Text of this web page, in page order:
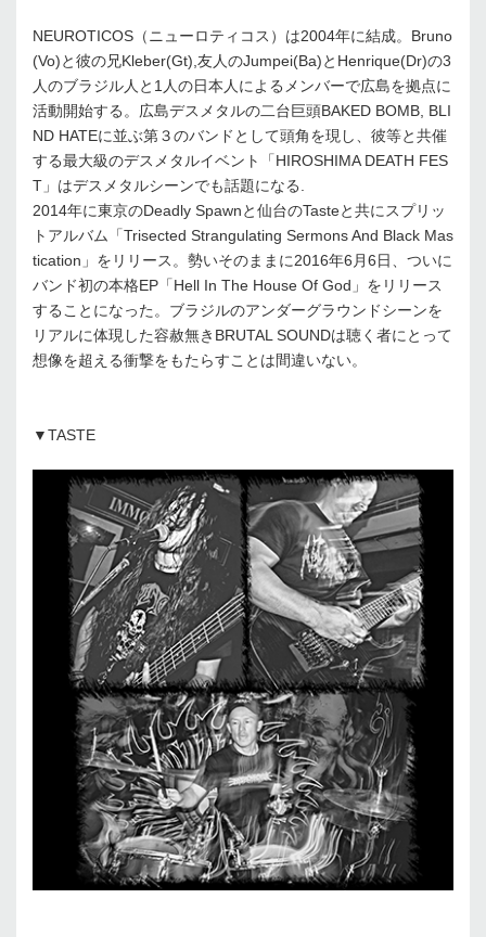
NEUROTICOS（ニューロティコス）は2004年に結成。Bruno
(Vo)と彼の兄Kleber(Gt),友人のJumpei(Ba)とHenrique(Dr)の3
人のブラジル人と1人の日本人によるメンバーで広島を拠点に
活動開始する。広島デスメタルの二台巨頭BAKED BOMB, BLI
ND HATEに並ぶ第３のバンドとして頭角を現し、彼等と共催
する最大級のデスメタルイベント「HIROSHIMA DEATH FES
T」はデスメタルシーンでも話題になる.
2014年に東京のDeadly Spawnと仙台のTasteと共にスプリッ
トアルバム「Trisected Strangulating Sermons And Black Mas
tication」をリリース。勢いそのままに2016年6月6日、ついに
バンド初の本格EP「Hell In The House Of God」をリリース
することになった。ブラジルのアンダーグラウンドシーンを
リアルに体現した容赦無きBRUTAL SOUNDは聴く者にとって
想像を超える衝撃をもたらすことは間違いない。
▼TASTE